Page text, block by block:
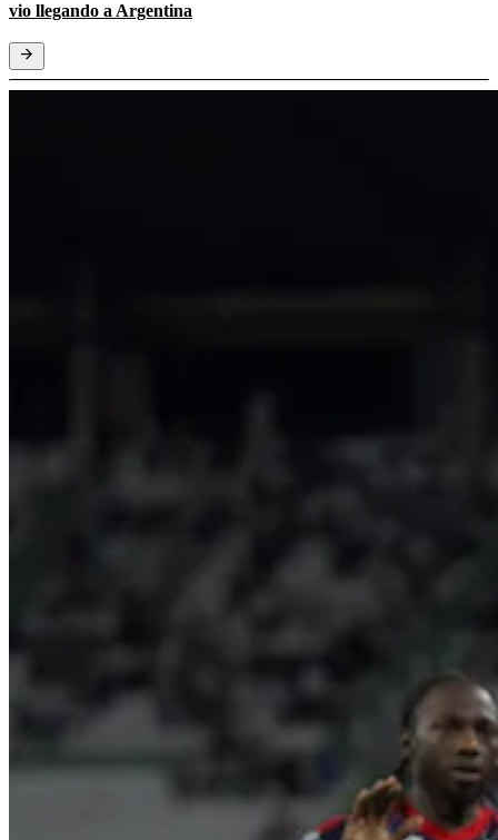
vio llegando a Argentina